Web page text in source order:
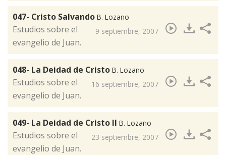
047- Cristo Salvando B. Lozano
9 septiembre, 2007
Estudios sobre el
evangelio de Juan.
048- La Deidad de Cristo B. Lozano
16 septiembre, 2007
Estudios sobre el
evangelio de Juan.
049- La Deidad de Cristo II B. Lozano
23 septiembre, 2007
Estudios sobre el
evangelio de Juan.